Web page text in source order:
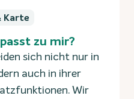
Karte
zu mir?
sich nicht nur in
auch in ihrer
Wir